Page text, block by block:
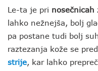
Le-ta je pri nosečnicah
lahko nežnejša, bolj
pa postane tudi bolj
raztezanja kože se
strije, kar lahko